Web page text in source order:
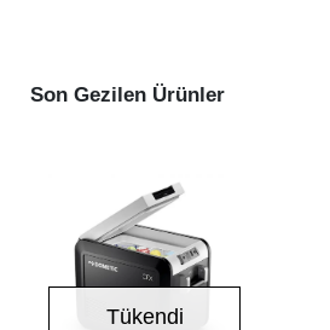
Son Gezilen Ürünler
Tükendi